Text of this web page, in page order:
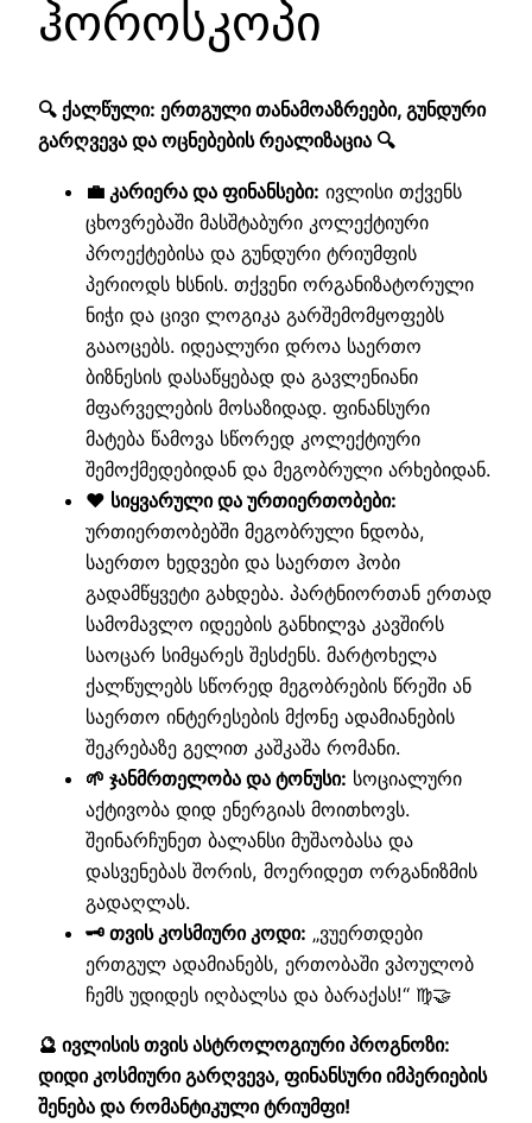
ჰოროსკოპი
🔍 ქალწული: ერთგული თანამოაზრეები, გუნდური
გარღვევა და ოცნებების რეალიზაცია 🔍
💼 კარიერა და ფინანსები: ივლისი თქვენს
ცხოვრებაში მასშტაბური კოლექტიური
პროექტებისა და გუნდური ტრიუმფის
პერიოდს ხსნის. თქვენი ორგანიზატორული
ნიჭი და ცივი ლოგიკა გარშემომყოფებს
გააოცებს. იდეალური დროა საერთო
ბიზნესის დასაწყებად და გავლენიანი
მფარველების მოსაზიდად. ფინანსური
მატება წამოვა სწორედ კოლექტიური
შემოქმედებიდან და მეგობრული არხებიდან.
❤️ სიყვარული და ურთიერთობები:
ურთიერთობებში მეგობრული ნდობა,
საერთო ხედვები და საერთო ჰობი
გადამწყვეტი გახდება. პარტნიორთან ერთად
სამომავლო იდეების განხილვა კავშირს
საოცარ სიმყარეს შესძენს. მარტოხელა
ქალწულებს სწორედ მეგობრების წრეში ან
საერთო ინტერესების მქონე ადამიანების
შეკრებაზე გელით კაშკაშა რომანი.
🌱 ჯანმრთელობა და ტონუსი: სოციალური
აქტივობა დიდ ენერგიას მოითხოვს.
შეინარჩუნეთ ბალანსი მუშაობასა და
დასვენებას შორის, მოერიდეთ ორგანიზმის
გადაღლას.
🗝️ თვის კოსმიური კოდი: „ვუერთდები
ერთგულ ადამიანებს, ერთობაში ვპოულობ
ჩემს უდიდეს იღბალსა და ბარაქას!“ ♍🤝
🔮 ივლისის თვის ასტროლოგიური პროგნოზი:
დიდი კოსმიური გარღვევა, ფინანსური იმპერიების
შენება და რომანტიკული ტრიუმფი!